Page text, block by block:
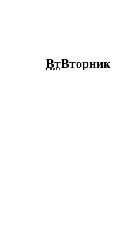
ВтВторник